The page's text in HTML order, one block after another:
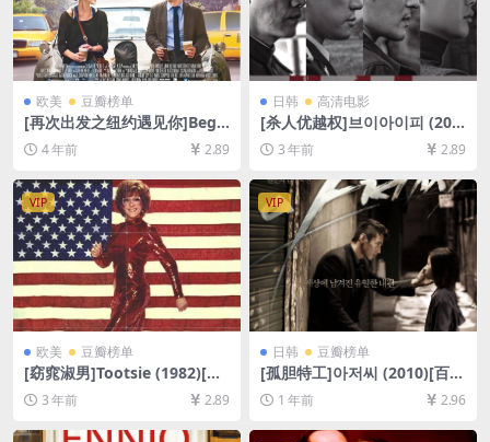
欧美 豆瓣榜单
[再次出发之纽约遇见你]Begi
n Again (2013)[百度网盘+迅
雷云盘资源1080P超清未删减]
[MP4/7.6GB][中英字幕]
4 年前 2.89
日韩 高清电影
[杀人优越权]브이아이피 (201
7)[百度网盘+夸克网盘+迅雷云
盘资源1080P超清未删减][MP
4/8GB][韩语中字]
3 年前 2.89
VIP
欧美 豆瓣榜单
[窈窕淑男]Tootsie (1982)[百
度网盘+夸克网盘1080P超清
未删减资源][网盘在线播放/下
3 年前 2.89
VIP
日韩 豆瓣榜单
[孤胆特工]아저씨 (2010)[百度
网盘+夸克网盘1080P超清未
删减资源][网盘在线播放/下
1 年前 2.96